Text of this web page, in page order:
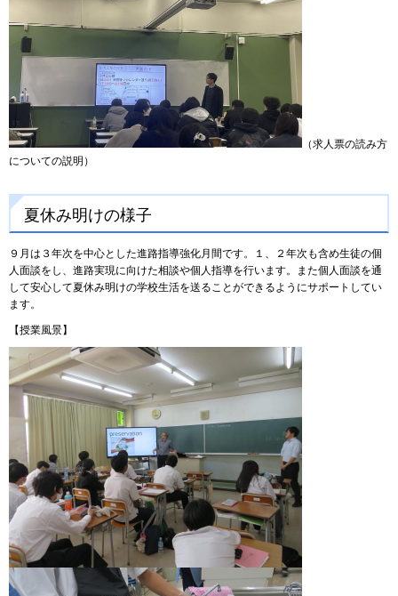
（求人票の読み方
についての説明）
夏休み明けの様子
９月は３年次を中心とした進路指導強化月間です。１、２年次も含め生徒の個
人面談をし、進路実現に向けた相談や個人指導を行います。また個人面談を通
して安心して夏休み明けの学校生活を送ることができるようにサポートしてい
ます。
【授業風景】